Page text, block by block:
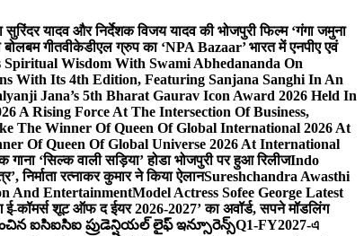
सुरिंदर यादव और निर्देशक विजय यादव की भोजपुरी फिल्म ‘गंगा जमुना
बोलबम गीतवीकेडीएल ग्रुप का ‘NPA Bazaar’ भारत में एनपीए एवं
Wisdom With Swami Abhedananda On
With Its 4th Edition, Featuring Sanjana Sanghi In An
Jana’s 5th Bharat Gaurav Icon Award 2026 Held In
A Rising Force At The Intersection Of Business,
The Winner Of Queen Of Global International 2026 At
Of Queen Of Global Universe 2026 At International
गाना ‘सिल्क वाली सड़िया’ होडा भोजपुरी पर हुआ रिलीजIndo
निर्माता रत्नाकर कुमार ने किया ऐलानSureshchandra Awasthi
And EntertainmentModel Actress Sofee George Latest
ई-कॉमर्स शूट ऑफ द ईयर 2026-2027’ का अवॉर्ड, सपने मॉडलिंग
ఐసిఐసిఐ ప్రుడెన్షియల్ లైఫ్ ఇన్సూరెన్స్Q1-FY2027-এ